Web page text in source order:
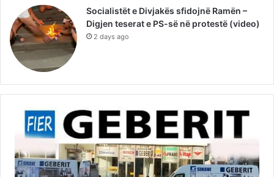
Socialistët e Divjakës sfidojnë Ramën –
Digjen teserat e PS-së në protestë (video)
2 days ago